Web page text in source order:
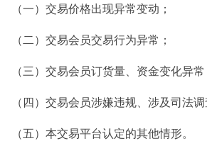
（一）交易价格出现异常变动；
（二）交易会员交易行为异常；
（三）交易会员订货量、资金变化异常
（四）交易会员涉嫌违规、涉及司法
（五）本交易平台认定的其他情形。